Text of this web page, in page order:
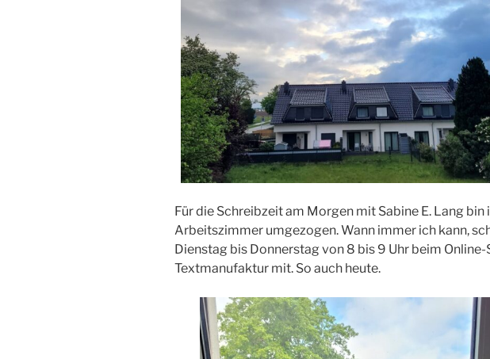
Für die Schreibzeit am Morgen mit Sabine E. Lang bin
Arbeitszimmer umgezogen. Wann immer ich kann,
Dienstag bis Donnerstag von 8 bis 9 Uhr beim
Textmanufaktur mit. So auch heute.